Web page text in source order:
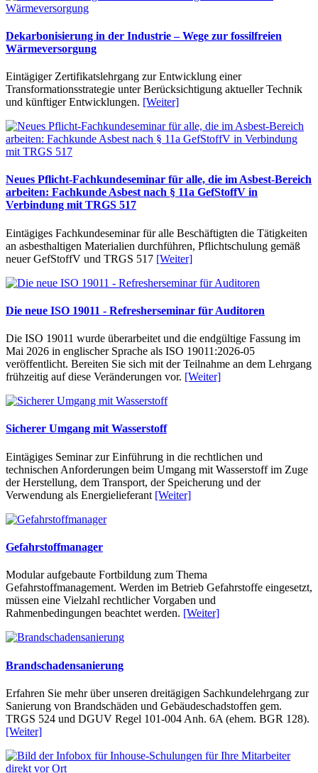
Dekarbonisierung in der Industrie – Wege zur fossilfreien
Wärmeversorgung
Eintägiger Zertifikatslehrgang zur Entwicklung einer
Transformationsstrategie unter Berücksichtigung aktueller Technik
und künftiger Entwicklungen. [Weiter]
Neues Pflicht-Fachkundeseminar für alle, die im Asbest-Bereich
arbeiten: Fachkunde Asbest nach § 11a GefStoffV in
Verbindung mit TRGS 517
Eintägiges Fachkundeseminar für alle Beschäftigten die Tätigkeiten
an asbesthaltigen Materialien durchführen, Pflichtschulung gemäß
neuer GefStoffV und TRGS 517 [Weiter]
Die neue ISO 19011 - Refresherseminar für Auditoren
Die ISO 19011 wurde überarbeitet und die endgültige Fassung im
Mai 2026 in englischer Sprache als ISO 19011:2026-05
veröffentlicht. Bereiten Sie sich mit der Teilnahme an dem Lehrgang
frühzeitig auf diese Veränderungen vor. [Weiter]
Sicherer Umgang mit Wasserstoff
Eintägiges Seminar zur Einführung in die rechtlichen und
technischen Anforderungen beim Umgang mit Wasserstoff im Zuge
der Herstellung, dem Transport, der Speicherung und der
Verwendung als Energielieferant [Weiter]
Gefahrstoffmanager
Modular aufgebaute Fortbildung zum Thema
Gefahrstoffmanagement. Werden im Betrieb Gefahrstoffe eingesetzt,
müssen eine Vielzahl rechtlicher Vorgaben und
Rahmenbedingungen beachtet werden. [Weiter]
Brandschadensanierung
Erfahren Sie mehr über unseren dreitägigen Sachkundelehrgang zur
Sanierung von Brandschäden und Gebäudeschadstoffen gem.
TRGS 524 und DGUV Regel 101-004 Anh. 6A (ehem. BGR 128).
[Weiter]